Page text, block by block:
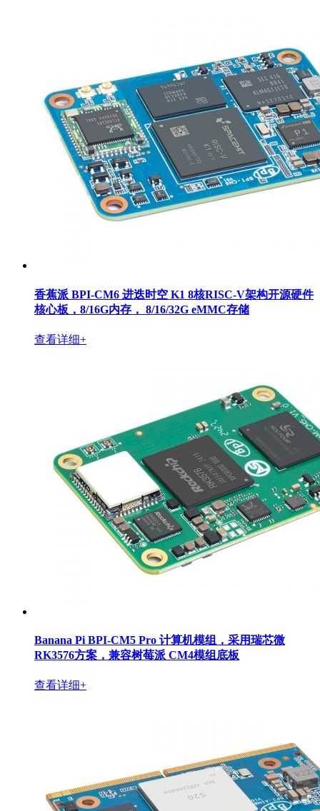
香蕉派 BPI-CM6 进迭时空 K1 8核RISC-V架构开源硬件
核心板，8/16G内存， 8/16/32G eMMC存储
查看详细+
Banana Pi BPI-CM5 Pro 计算机模组，采用瑞芯微
RK3576方案，兼容树莓派 CM4模组底板
查看详细+